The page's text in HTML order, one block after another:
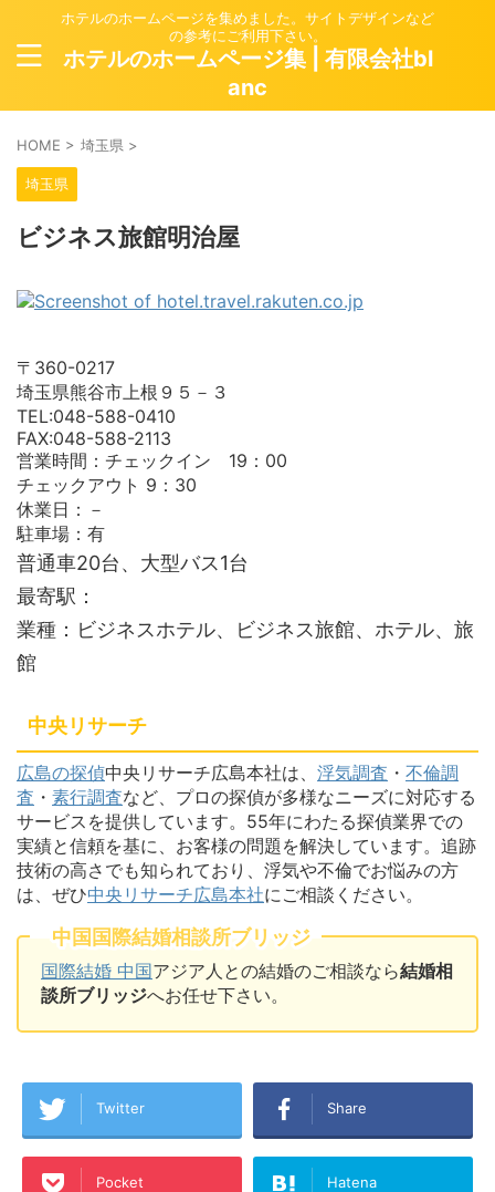
ホテルのホームページを集めました。サイトデザインなど
の参考にご利用下さい。
ホテルのホームページ集 | 有限会社bl
anc
HOME > 埼玉県 >
埼玉県
ビジネス旅館明治屋
〒360-0217
埼玉県熊谷市上根９５－３
TEL:048-588-0410
FAX:048-588-2113
営業時間：チェックイン 19：00
チェックアウト 9：30
休業日：－
駐車場：有
普通車20台、大型バス1台
最寄駅：
業種：ビジネスホテル、ビジネス旅館、ホテル、旅
館
中央リサーチ
広島の探偵中央リサーチ広島本社は、 浮気調査 ・ 不倫調
査 ・ 素行調査など、プロの探偵が多様なニーズに対応する
サービスを提供しています。55年にわたる探偵業界での
実績と信頼を基に、お客様の問題を解決しています。追跡
技術の高さでも知られており、浮気や不倫でお悩みの方
は、ぜひ中央リサーチ広島本社にご相談ください。
中国国際結婚相談所ブリッジ
国際結婚 中国アジア人との結婚のご相談なら結婚相
談所ブリッジへお任せ下さい。
Twitter Share
Pocket Hatena